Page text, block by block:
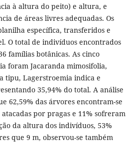
à altura do peito) e altura, e
de áreas livres adequadas. Os
específica, transferidos e
O total de indivíduos encontrados
famílias botânicas. As cinco
foram Jacaranda mimosifolia,
tipu, Lagerstroemia indica e
35,94% do total. A análise
62,59% das árvores encontram-se
atacadas por pragas e 11% sofreram
da altura dos indivíduos, 53%
que 9 m, observou-se também